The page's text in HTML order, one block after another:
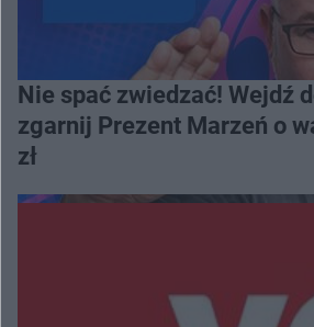
Nie spać zwiedzać! Wejdź
zgarnij Prezent Marzeń o
zł